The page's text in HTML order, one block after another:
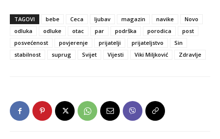
TAGOVI bebe Ceca ljubav magazin navike
Novo
odluka
odluke otac par podrška porodica
post
posvećenost
povjerenje prijatelji prijateljstvo
Sin
stabilnost
suprug Svijet Vijesti Viki Miljković Zdravlje